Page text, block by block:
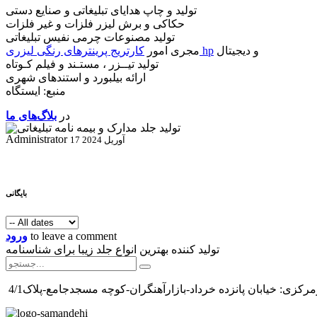
تولید و چاپ هدایای تبلیغاتی و صنایع دستی
حکاکی و برش لیزر فلزات و غیر فلزات
تولید مصنوعات چرمی نفیس تبلیغاتی
مجری امور کارتریج پرینترهای رنگی لیزری hp و دیجیتال
تولید تیــزر ، مستـند و فیلم کـوتاه
ارائه بیلبورد و استندهای شهری
منبع: ایستگاه
در بلاگ‌های ما
Administrator
17 آوریل 2024
بایگانی
ورود to leave a comment
تولید کننده بهترین انواع جلد زیبا برای شناسنامه
خیابان پانزده خرداد-بازارآهنگران-کوچه مسجدجامع-پلاک4/1